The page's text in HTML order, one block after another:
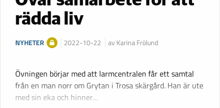
rädda liv
NYHETER 2022-10-22 av Karina Frölund
Övningen börjar med att larmcentralen får ett samtal
från en man norr om Grytan i Trosa skärgård. Han är ute
med sin eka och hinner…